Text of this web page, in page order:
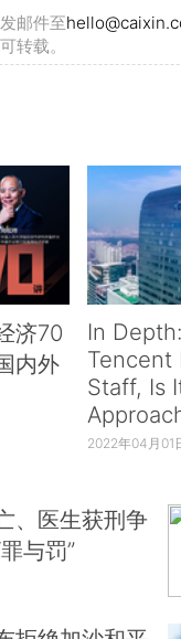
邮件至
转载。
济70
内外
In
Tencent
Staff, Is
2022年04月01
、医生获刑争
与罚”